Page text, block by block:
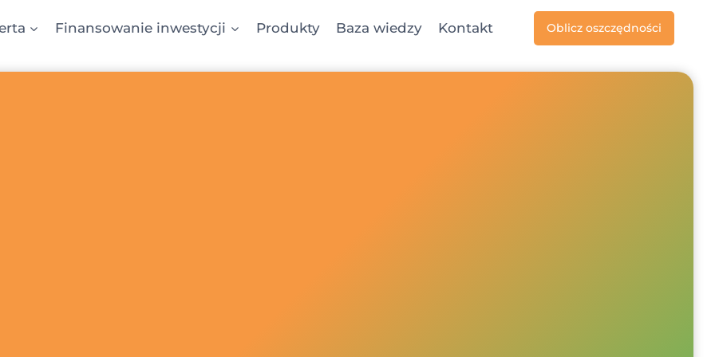
Finansowanie inwestycji Produkty Baza wiedzy Kontakt Oblicz oszczędności